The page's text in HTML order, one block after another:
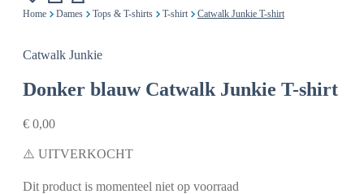
Home Dames Tops & T-shirts T-shirt Catwalk Junkie T-shirt
Catwalk Junkie
Donker blauw Catwalk Junkie T-shirt
€ 0,00
⚠️ UITVERKOCHT
Dit product is momenteel niet op voorraad